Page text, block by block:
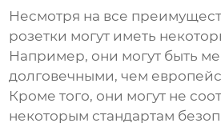
Несмотря на все
розетки могут иметь
Например, они могут быть
долговечными, чем
Кроме того, они могут не
некоторым стандартам